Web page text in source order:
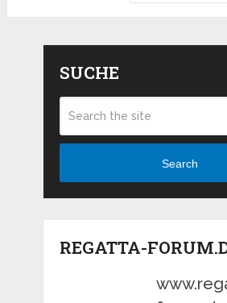
SUCHE
Search
REGATTA-